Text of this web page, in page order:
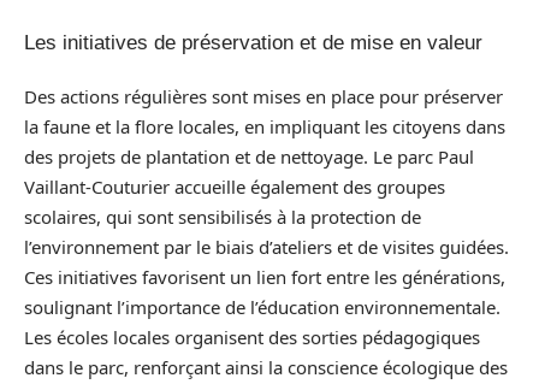
Les initiatives de préservation et de mise en valeur
Des actions régulières sont mises en place pour préserver
la faune et la flore locales, en impliquant les citoyens dans
des projets de plantation et de nettoyage. Le parc Paul
Vaillant-Couturier accueille également des groupes
scolaires, qui sont sensibilisés à la protection de
l’environnement par le biais d’ateliers et de visites guidées.
Ces initiatives favorisent un lien fort entre les générations,
soulignant l’importance de l’éducation environnementale.
Les écoles locales organisent des sorties pédagogiques
dans le parc, renforçant ainsi la conscience écologique des